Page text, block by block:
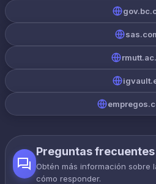
Preguntas frecuentes
Obtén más información sobre
cómo responder.